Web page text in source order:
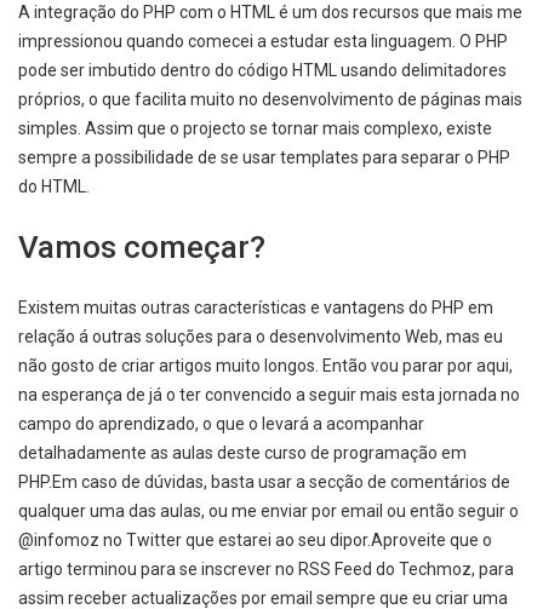
A integração do PHP com o HTML é um dos recursos que mais me
impressionou quando comecei a estudar esta linguagem. O PHP
pode ser imbutido dentro do código HTML usando delimitadores
próprios, o que facilita muito no desenvolvimento de páginas mais
simples. Assim que o projecto se tornar mais complexo, existe
sempre a possibilidade de se usar templates para separar o PHP
do HTML.
Vamos começar?
Existem muitas outras características e vantagens do PHP em
relação á outras soluções para o desenvolvimento Web, mas eu
não gosto de criar artigos muito longos. Então vou parar por aqui,
na esperança de já o ter convencido a seguir mais esta jornada no
campo do aprendizado, o que o levará a acompanhar
detalhadamente as aulas deste curso de programação em
PHP.Em caso de dúvidas, basta usar a secção de comentários de
qualquer uma das aulas, ou me enviar por email ou então seguir o
@infomoz no Twitter que estarei ao seu dipor.Aproveite que o
artigo terminou para se inscrever no RSS Feed do Techmoz, para
assim receber actualizações por email sempre que eu criar uma